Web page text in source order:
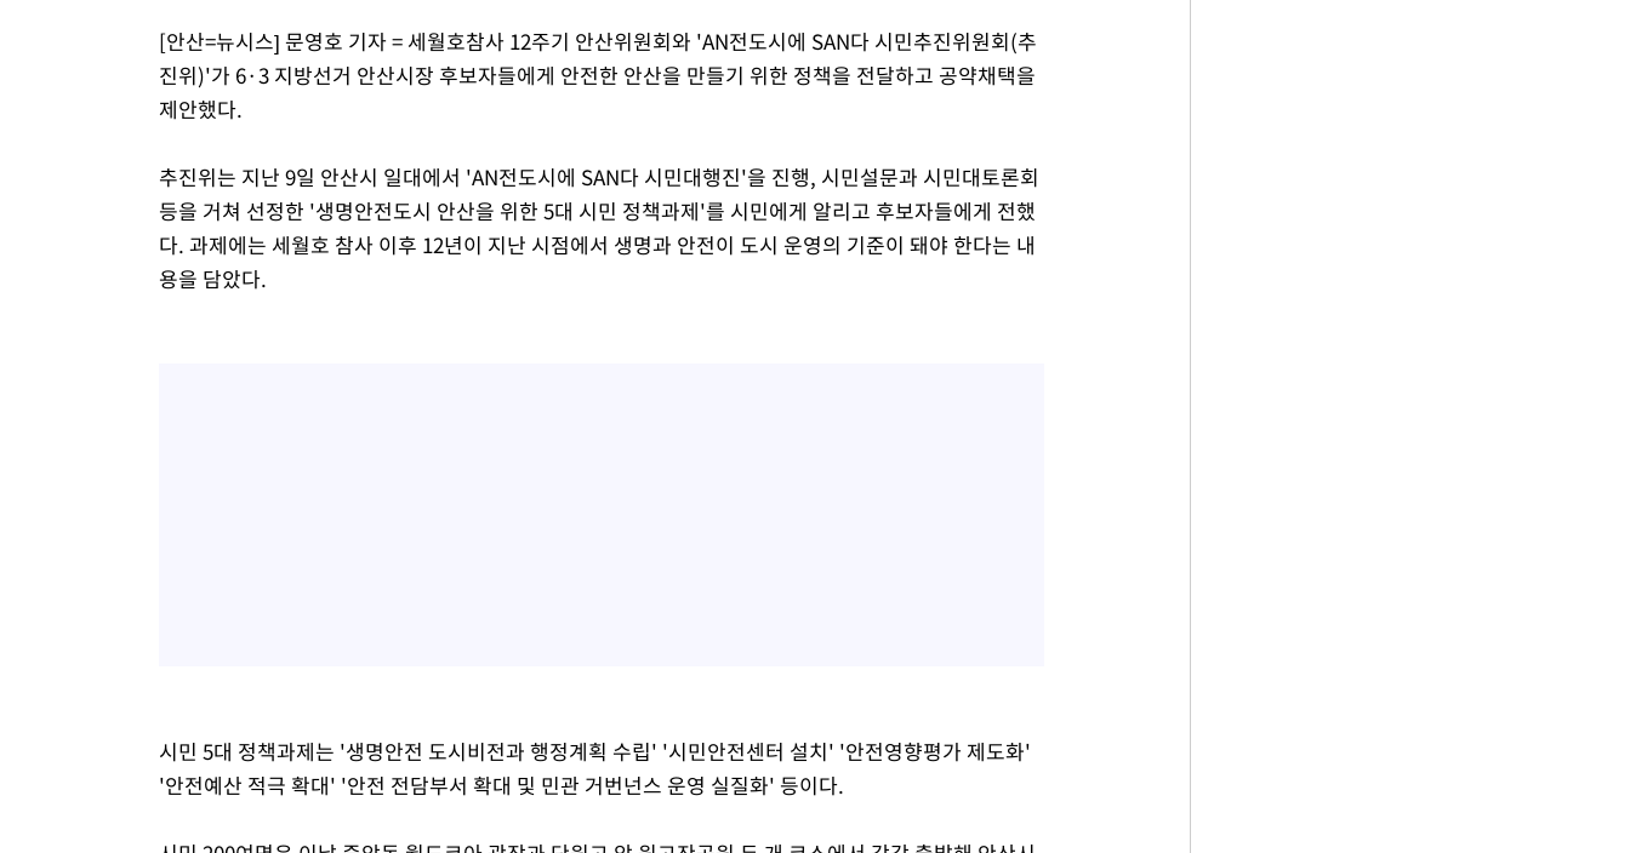
[안산=뉴시스] 문영호 기자 = 세월호참사 12주기 안산위원회와 'AN전도시에 SAN다 시민추진위원회(추
진위)'가 6·3 지방선거 안산시장 후보자들에게 안전한 안산을 만들기 위한 정책을 전달하고 공약채택을
제안했다.
추진위는 지난 9일 안산시 일대에서 'AN전도시에 SAN다 시민대행진'을 진행, 시민설문과 시민대토론회
등을 거쳐 선정한 '생명안전도시 안산을 위한 5대 시민 정책과제'를 시민에게 알리고 후보자들에게 전했
다. 과제에는 세월호 참사 이후 12년이 지난 시점에서 생명과 안전이 도시 운영의 기준이 돼야 한다는 내
용을 담았다.
시민 5대 정책과제는 '생명안전 도시비전과 행정계획 수립' '시민안전센터 설치' '안전영향평가 제도화'
'안전예산 적극 확대' '안전 전담부서 확대 및 민관 거번넌스 운영 실질화' 등이다.